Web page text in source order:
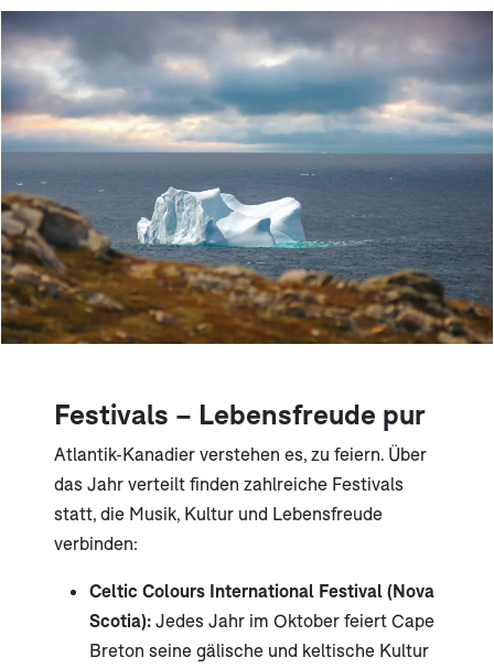
Festivals – Lebensfreude pur
Atlantik-Kanadier verstehen es, zu feiern. Über
das Jahr verteilt finden zahlreiche Festivals
statt, die Musik, Kultur und Lebensfreude
verbinden:
Celtic Colours International Festival (Nova
Scotia):Jedes Jahr im Oktober feiert Cape
Breton seine gälische und keltische Kultur